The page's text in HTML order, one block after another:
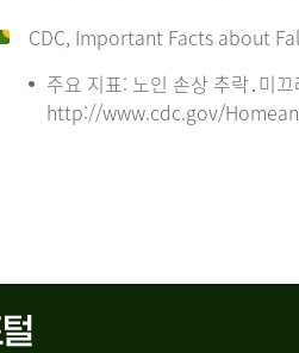
CDC, Important Facts about
주요 지표: 노인 손상 추락․미
http://www.cdc.gov/